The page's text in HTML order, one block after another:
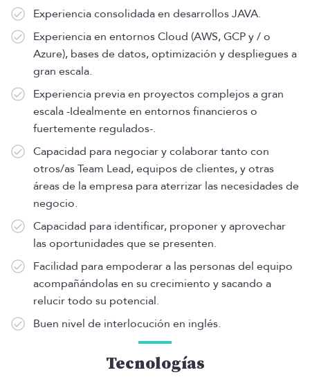
Experiencia consolidada en desarrollos JAVA.
Experiencia en entornos Cloud (AWS, GCP y / o
Azure), bases de datos, optimización y despliegues a
gran escala.
Experiencia previa en proyectos complejos a gran
escala -Idealmente en entornos financieros o
fuertemente regulados-.
Capacidad para negociar y colaborar tanto con
otros/as Team Lead, equipos de clientes, y otras
áreas de la empresa para aterrizar las necesidades de
negocio.
Capacidad para identificar, proponer y aprovechar
las oportunidades que se presenten.
Facilidad para empoderar a las personas del equipo
acompañándolas en su crecimiento y sacando a
relucir todo su potencial.
Buen nivel de interlocución en inglés.
Tecnologías